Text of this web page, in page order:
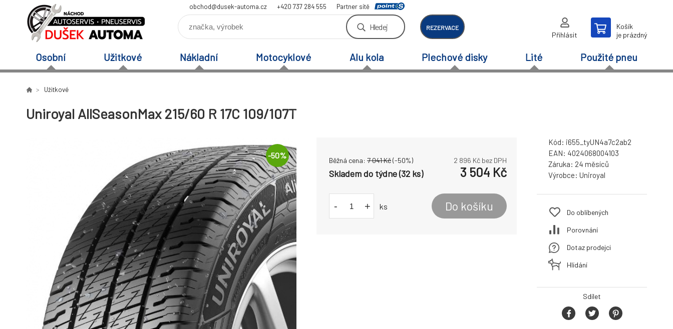
obchod@dusek-automa.cz +420 737 284 555 Partner sítě
Hledej REZERVACE
Přihlásit
Košík
je prázdný
Osobní Užitkové Nákladní Motocyklové Alu kola Plechové disky Lité Použité pneu
Užitkové
Uniroyal AllSeasonMax 215/60 R 17C 109/107T
-50%
Běžná cena: 7 041Kč(-50%) 2 896 Kč bez DPH
Skladem do týdne (32 ks) 3 504 Kč
- + ks Do košíku
Kód: i655_tyUN4a7c2ab2
EAN: 4024068004103
Záruka: 24 měsíců
Výrobce: Uniroyal
Do oblíbených
Porovnání
Dotaz prodejci
Hlídání
Sdílet